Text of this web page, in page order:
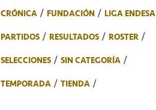
CRÓNICA
FUNDACIÓN
LIGA ENDESA
PARTIDOS
RESULTADOS
ROSTER
SELECCIONES
SIN CATEGORÍA
TEMPORADA
TIENDA